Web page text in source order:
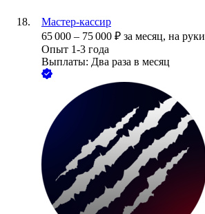
Мастер-кассир
65 000 – 75 000 ₽ за месяц, на руки
Опыт 1-3 года
Выплаты: Два раза в месяц